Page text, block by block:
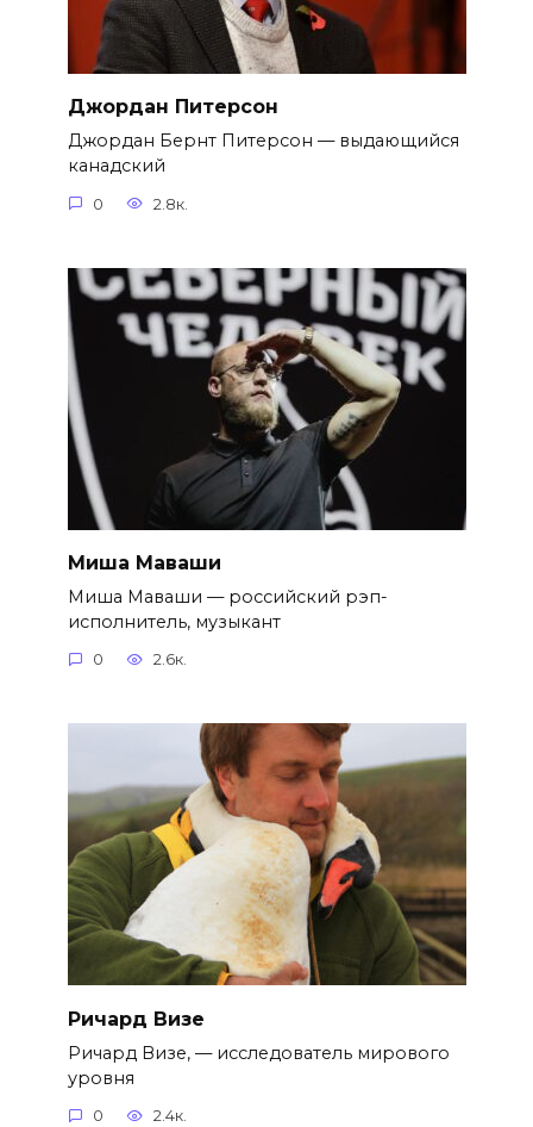
Джордан Питерсон
Джордан Бернт Питерсон — выдающийся
канадский
0 2.8к.
Миша Маваши
Миша Маваши — российский рэп-
исполнитель, музыкант
0 2.6к.
Ричард Визе
Ричард Визе, — исследователь мирового
уровня
0 2.4к.